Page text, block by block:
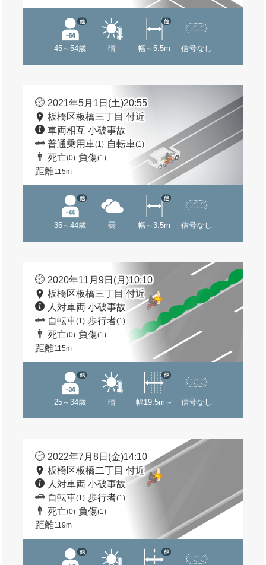
45～54歳
他
晴 幅～5.5m
他
信号なし
2021年5月1日(土)20:55
板橋区板橋三丁目 付近
車両相互 小破事故
普通乗用車(1) 自転車(1)
死亡(0) 負傷(1)
距離115m
35～44歳
他
曇 幅～3.5m
他
信号なし
2020年11月9日(月)10:10
板橋区板橋三丁目 付近
人対車両 小破事故
自転車(1) 歩行者(1)
死亡(0) 負傷(1)
距離115m
25～34歳
他
晴 幅19.5m～
他
信号なし
2022年7月8日(金)14:10
板橋区板橋二丁目 付近
人対車両 小破事故
自転車(1) 歩行者(1)
死亡(0) 負傷(1)
距離119m
他 他